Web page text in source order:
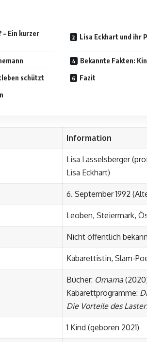
Ein kurzer
Lisa Eckhart und ihr
Bekannte Fakten:
schützt Fazit
Information
Lisa Lasselsberger
Lisa Eckhart)
6. September 1992
Leoben, Steiermark,
Nicht öffentlich
Kabarettistin, Slam-
Bücher: Omama
Kabarettprogramme:
Die Vorteile des
1 Kind (geboren 2021)